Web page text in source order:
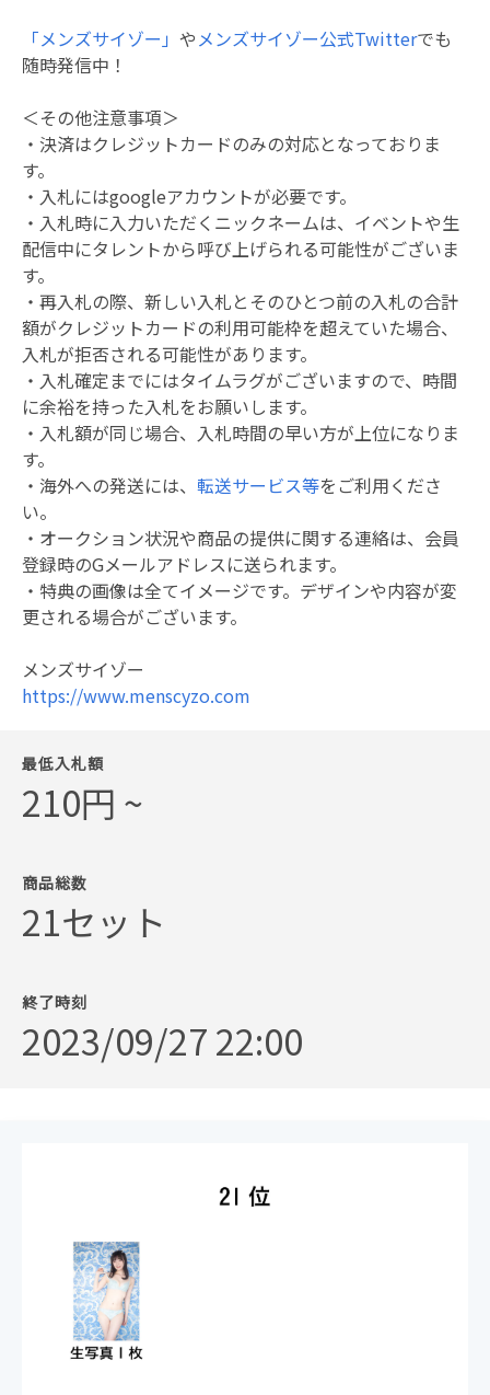
「メンズサイゾー」 や メンズサイゾー公式Twitterでも
随時発信中！
＜その他注意事項＞
・決済はクレジットカードのみの対応となっておりま
す。
・入札にはgoogleアカウントが必要です。
・入札時に入力いただくニックネームは、イベントや生
配信中にタレントから呼び上げられる可能性がございま
す。
・再入札の際、新しい入札とそのひとつ前の入札の合計
額がクレジットカードの利用可能枠を超えていた場合、
入札が拒否される可能性があります。
・入札確定までにはタイムラグがございますので、時間
に余裕を持った入札をお願いします。
・入札額が同じ場合、入札時間の早い方が上位になりま
す。
・海外への発送には、 転送サービス等をご利用くださ
い。
・オークション状況や商品の提供に関する連絡は、会員
登録時のGメールアドレスに送られます。
・特典の画像は全てイメージです。デザインや内容が変
更される場合がございます。
メンズサイゾー
https://www.menscyzo.com
最低入札額
210円 ~
商品総数
21セット
終了時刻
2023/09/27 22:00